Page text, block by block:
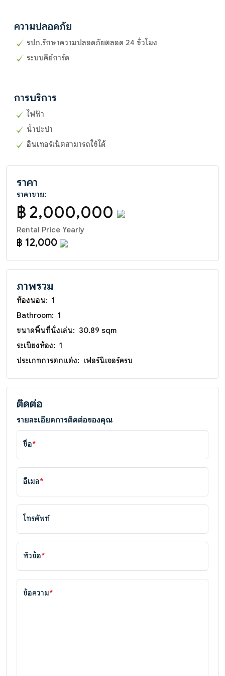
ความปลอดภัย
รปภ.รักษาความปลอดภัยตลอด 24 ชั่วโมง
ระบบคีย์การ์ด
การบริการ
ไฟฟ้า
น้ำปะปา
อินเทอร์เน็ตสามารถใช้ได้
ราคา
ราคาขาย:
฿ 2,000,000
Rental Price Yearly
฿ 12,000
ภาพรวม
ห้องนอน: 1
Bathroom: 1
ขนาดพื้นที่นั่งเล่น: 30.89 sqm
ระเบียงห้อง: 1
ประเภทการตกแต่ง: เฟอร์นิเจอร์ครบ
ติดต่อ
รายละเอียดการติดต่อของคุณ
ชื่อ*
อีเมล*
โทรศัพท์
หัวข้อ*
ข้อความ*